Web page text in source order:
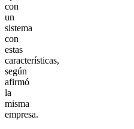
con
un
sistema
con
estas
características,
según
afirmó
la
misma
empresa.